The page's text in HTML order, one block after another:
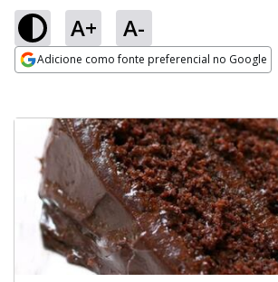
A+ A-
Adicione como fonte preferencial no Google